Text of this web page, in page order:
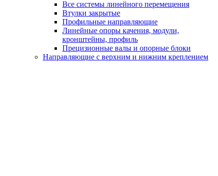
Все системы линейного перемещения
Втулки закрытые
Профильные направляющие
Линейные опоры качения, модули,
кронштейны, профиль
Прецизионные валы и опорные блоки
Направляющие с верхним и нижним креплением